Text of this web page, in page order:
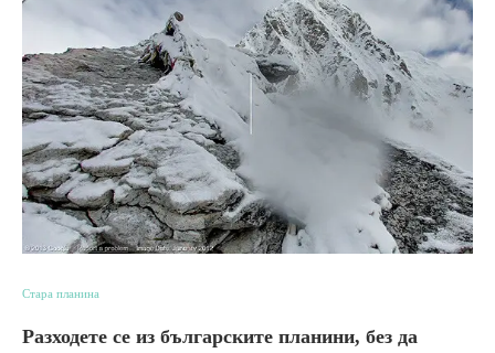
Стара планина
Разходете се из българските планини, без да